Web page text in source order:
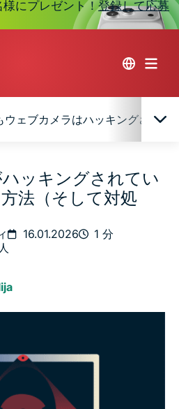
にプレゼント！登録して応募
ェブカメラはハッキングされる
グとは？
グはどのように行われるので
グされている可能性のあるサ
グされているかを確認する方
ッキングされてい
法（そして対処
16.01.2026
1 分